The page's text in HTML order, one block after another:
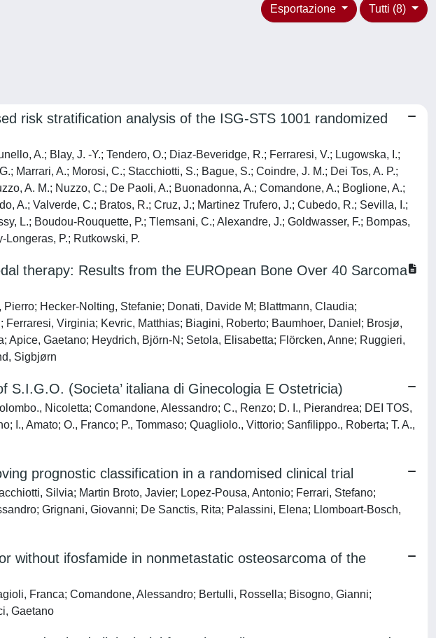
Tutti (8)
Esportazione
risk stratification analysis of the ISG-STS 1001 randomized
A.; Blay, J. -Y.; Tendero, O.; Diaz-Beveridge, R.; Ferraresi, V.; Lugowska, I.;
Marrari, A.; Morosi, C.; Stacchiotti, S.; Bague, S.; Coindre, J. M.; Dei Tos, A. P.;
A. M.; Nuzzo, C.; De Paoli, A.; Buonadonna, A.; Comandone, A.; Boglione, A.;
A.; Valverde, C.; Bratos, R.; Cruz, J.; Martinez Trufero, J.; Cubedo, R.; Sevilla, I.;
L.; Boudou-Rouquette, P.; Tlemsani, C.; Alexandre, J.; Goldwasser, F.; Bompas,
Longeras, P.; Rutkowski, P.
therapy: Results from the EUROpean Bone Over 40 Sarcoma
Hecker-Nolting, Stefanie; Donati, Davide M; Blattmann, Claudia;
Virginia; Kevric, Matthias; Biagini, Roberto; Baumhoer, Daniel; Brosjø,
Gaetano; Heydrich, Björn-N; Setola, Elisabetta; Flörcken, Anne; Ruggieri,
Sigbjørn
(Societa’ italiana di Ginecologia E Ostetricia)
Nicoletta; Comandone, Alessandro; C., Renzo; D. I., Pierandrea; DEI TOS,
I., Amato; O., Franco; P., Tommaso; Quagliolo., Vittorio; Sanfilippo., Roberta; T. A.,
prognostic classification in a randomised clinical trial
Silvia; Martin Broto, Javier; Lopez-Pousa, Antonio; Ferrari, Stefano;
Grignani, Giovanni; De Sanctis, Rita; Palassini, Elena; Llomboart-Bosch,
without ifosfamide in nonmetastatic osteosarcoma of the
Franca; Comandone, Alessandro; Bertulli, Rossella; Bisogno, Gianni;
Gaetano